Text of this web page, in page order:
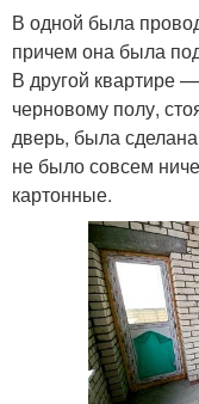
В одной была
причем она была
В другой квартире
черновому полу,
дверь, была
не было совсем
картонные.